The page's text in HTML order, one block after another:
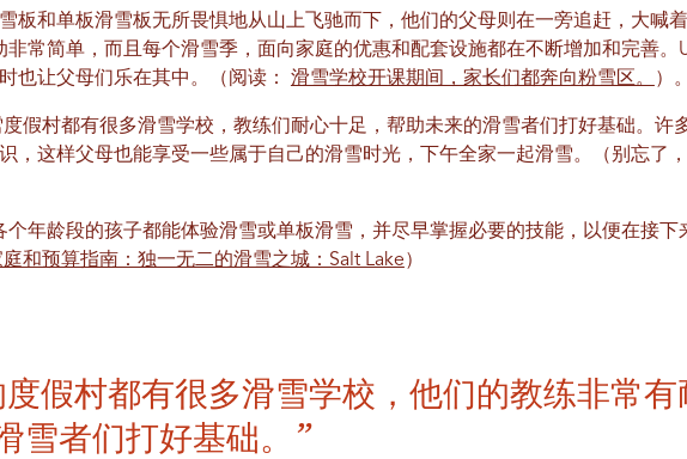
板和单板滑雪板无所畏惧地从山上飞驰而下，他们的父母则在一旁追赶，大喊
非常简单，而且每个滑雪季，面向家庭的优惠和配套设施都在不断增加和完善。
也让父母们乐在其中。（阅读： 滑雪学校开课期间，家长们都奔向粉雪区。 ）。
假村都有很多滑雪学校，教练们耐心十足，帮助未来的滑雪者们打好基础。许
，这样父母也能享受一些属于自己的滑雪时光，下午全家一起滑雪。（别忘了，
个年龄段的孩子都能体验滑雪或单板滑雪，并尽早掌握必要的技能，以便在接下
庭和预算指南：独一无二的滑雪之城：Salt Lake）
假村都有很多滑雪学校，他们的教练非常有
雪者们打好基础。”